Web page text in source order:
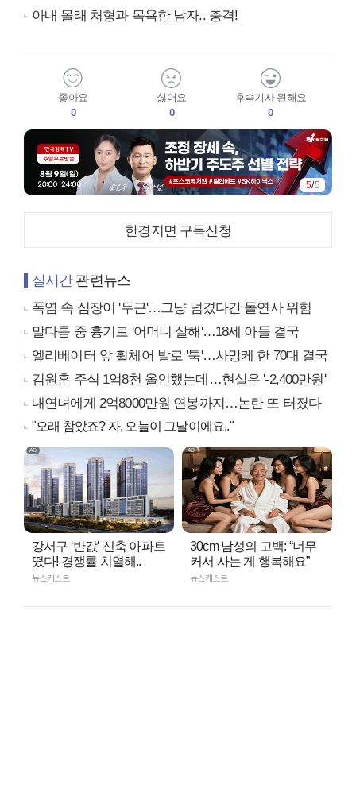
아내 몰래 처형과 목욕한 남자.. 충격!
좋아요
0
싫어요
0
후속기사 원해요
0
5/5
한경지면 구독신청
실시간관련뉴스
폭염 속 심장이 '두근'…그냥 넘겼다간 돌연사 위험
말다툼 중 흉기로 '어머니 살해'…18세 아들 결국
엘리베이터 앞 휠체어 발로 '툭'…사망케 한 70대 결국
김원훈 주식 1억8천 올인했는데…현실은 '-2,400만원'
내연녀에게 2억8000만원 연봉까지…논란 또 터졌다
"오래 참았죠? 자, 오늘이 그날이에요.."
강서구 ‘반값’ 신축 아파트
떴다! 경쟁률 치열해..
뉴스캐스트
30cm 남성의 고백: “너무
커서 사는 게 행복해요”
뉴스캐스트